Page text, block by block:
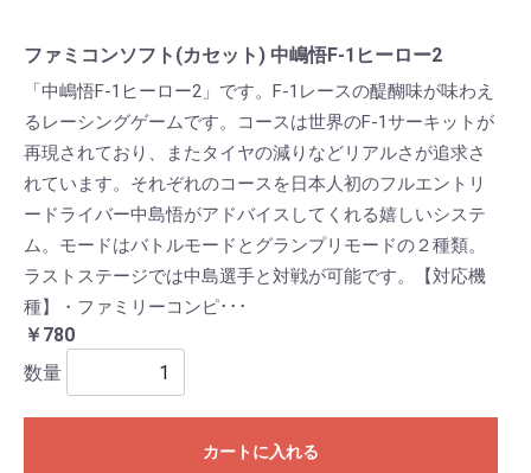
ファミコンソフト(カセット) 中嶋悟F-1ヒーロー2
「中嶋悟F-1ヒーロー2」です。F-1レースの醍醐味が味わえ
るレーシングゲームです。コースは世界のF-1サーキットが
再現されており、またタイヤの減りなどリアルさが追求さ
れています。それぞれのコースを日本人初のフルエントリ
ードライバー中島悟がアドバイスしてくれる嬉しいシステ
ム。モードはバトルモードとグランプリモードの２種類。
ラストステージでは中島選手と対戦が可能です。【対応機
種】・ファミリーコンピ･･･
￥780
数量
カートに入れる